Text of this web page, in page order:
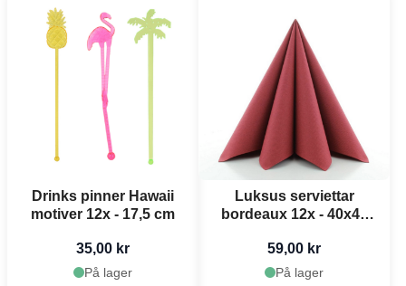
Drinks pinner Hawaii
motiver 12x - 17,5 cm
35,00 kr
På lager
Luksus serviettar
bordeaux 12x - 40x40
59,00 kr
På lager